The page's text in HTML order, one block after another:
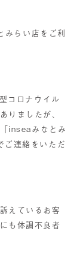
らい店をご利
コロナウイル
りましたが、
inseaみなとみ
ご連絡をいただ
えているお客
も体調不良者